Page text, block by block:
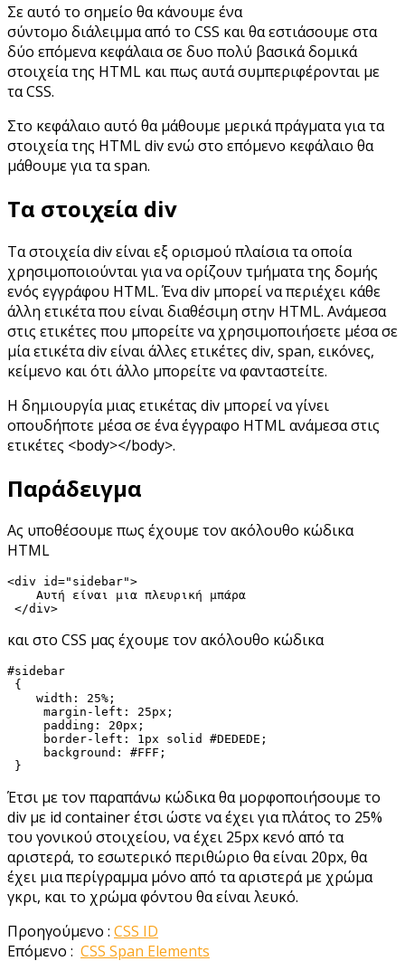
Σε αυτό το σημείο θα κάνουμε ένα
σύντομο διάλειμμα από το CSS και θα εστιάσουμε στα
δύο επόμενα κεφάλαια σε δυο πολύ βασικά δομικά
στοιχεία της HTML και πως αυτά συμπεριφέρονται με
τα CSS.
Στο κεφάλαιο αυτό θα μάθουμε μερικά πράγματα για τα
στοιχεία της HTML div ενώ στο επόμενο κεφάλαιο θα
μάθουμε για τα span.
Τα στοιχεία div
Τα στοιχεία div είναι εξ ορισμού πλαίσια τα οποία
χρησιμοποιούνται για να ορίζουν τμήματα της δομής
ενός εγγράφου HTML. Ένα div μπορεί να περιέχει κάθε
άλλη ετικέτα που είναι διαθέσιμη στην HTML. Ανάμεσα
στις ετικέτες που μπορείτε να χρησιμοποιήσετε μέσα σε
μία ετικέτα div είναι άλλες ετικέτες div, span, εικόνες,
κείμενο και ότι άλλο μπορείτε να φανταστείτε.
Η δημιουργία μιας ετικέτας div μπορεί να γίνει
οπουδήποτε μέσα σε ένα έγγραφο HTML ανάμεσα στις
ετικέτες <body></body>.
Παράδειγμα
Ας υποθέσουμε πως έχουμε τον ακόλουθο κώδικα
HTML
<div id="sidebar">
Αυτή είναι μια πλευρική μπάρα
</div>
και στο CSS μας έχουμε τον ακόλουθο κώδικα
#sidebar
{
width: 25%;
margin-left: 25px;
padding: 20px;
border-left: 1px solid #DEDEDE;
background: #FFF;
}
Έτσι με τον παραπάνω κώδικα θα μορφοποιήσουμε το
div με id container έτσι ώστε να έχει για πλάτος το 25%
του γονικού στοιχείου, να έχει 25px κενό από τα
αριστερά, το εσωτερικό περιθώριο θα είναι 20px, θα
έχει μια περίγραμμα μόνο από τα αριστερά με χρώμα
γκρι, και το χρώμα φόντου θα είναι λευκό.
Προηγούμενο : CSS ID
Επόμενο : CSS Span Elements